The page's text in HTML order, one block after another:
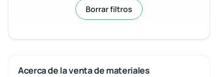
Borrar filtros
Acerca de la venta de materiales